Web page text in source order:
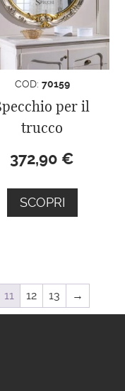
COD: 70159
per il
trucco
372,90 €
SCOPRI
11 12 13 →